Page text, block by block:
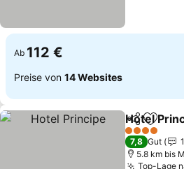
Ab 112 €
Preise von 14 Websites
TeilenZu
Hotel
4 Sterne
7,8 Gut
5.8 km bis
Top-Lage